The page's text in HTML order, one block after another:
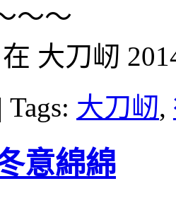
～～
大刀屻
| Tags: 大刀屻,
意綿綿